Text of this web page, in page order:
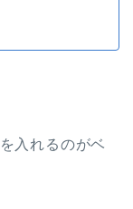
を入れるのがベ